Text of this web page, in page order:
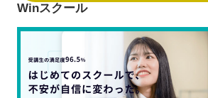
Winスクール